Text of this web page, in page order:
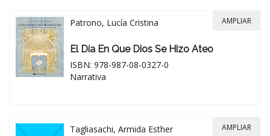
Patrono, Lucía Cristina
El Día En Que Dios Se Hizo Ateo
ISBN: 978-987-08-0327-0
Narrativa
AMPLIAR
Tagliasachi, Armida Esther AMPLIAR